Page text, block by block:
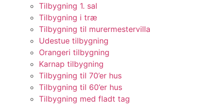
Tilbygning 1. sal
Tilbygning i træ
Tilbygning til murermestervilla
Udestue tilbygning
Orangeri tilbygning
Karnap tilbygning
Tilbygning til 70’er hus
Tilbygning til 60’er hus
Tilbygning med fladt tag